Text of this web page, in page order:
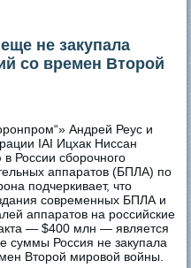
не закупала
со времен Второй
Андрей Реус и
IAI Ицхак Ниссан
России сборочного
аппаратов (БПЛА) по
подчеркивает, что
современных БПЛА и
аппаратов на российские
— $400 млн — является
суммы Россия не закупала
Второй мировой войны.